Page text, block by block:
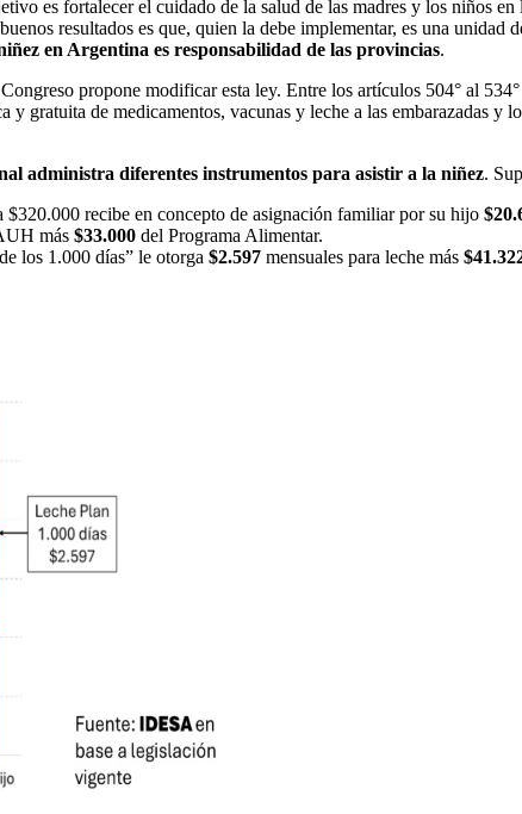
es fortalecer el cuidado de la salud de las madres y los niños
resultados es que, quien la debe implementar, es una
en Argentina es responsabilidad de las provincias.
propone modificar esta ley. Entre los artículos 504° al
gratuita de medicamentos, vacunas y leche a las embarazadas y
administra diferentes instrumentos para asistir a la niñez.
recibe en concepto de asignación familiar por su hijo
más $33.000 del Programa Alimentar.
los 1.000 días” le otorga $2.597 mensuales para leche más